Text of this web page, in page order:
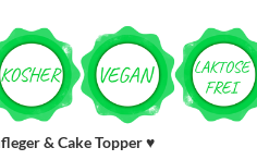
& Cake Topper♥